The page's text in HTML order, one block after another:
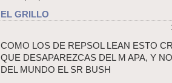
EL GRILLO
COMO LOS DE REPSOL LEAN ESTO
QUE DESAPAREZCAS DEL M APA, Y
DEL MUNDO EL SR BUSH